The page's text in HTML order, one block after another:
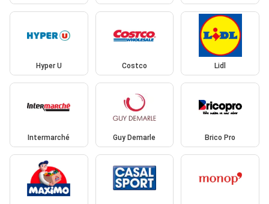
Hyper U Costco Lidl
Intermarché Guy Demarle Brico Pro